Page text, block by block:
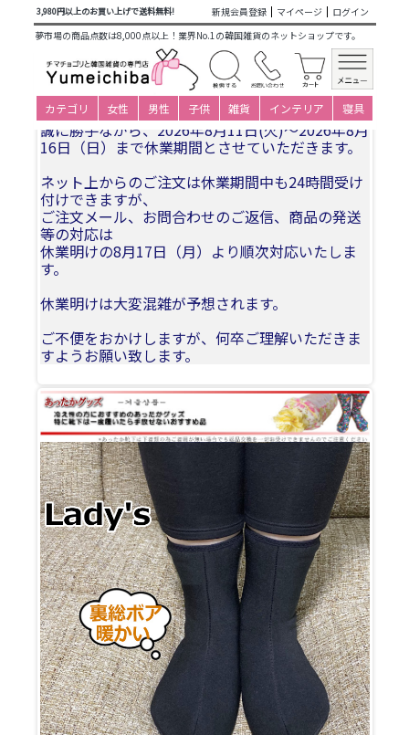
3,980円以上のお買い上げで送料無料! 新規会員登録 マイページ
ログイン
夢市場の商品点数は8,000点以上！業界No.1の韓国雑貨のネットショップです。
カテゴリ 女性 男性 子供 雑貨 インテリア 寝具
商品カテゴリ一覧>大人衣装小物下着>専用インナー類>靴
下・防寒商品> 冷え性解消 韓国 総ボアあったか靴下 ポソン 冷
え取り靴下 ソックス★くるぶし 黒22.5-26cm
夏季休業についてお知らせ
誠に勝手ながら、2026年8月11日(火)〜2026年8月
16日（日）まで休業期間とさせていただきます。
ネット上からのご注文は休業期間中も24時間受け
付けできますが、
ご注文メール、お問合わせのご返信、商品の発送
等の対応は
休業明けの8月17日（月）より順次対応いたしま
す。
休業明けは大変混雑が予想されます。
ご不便をおかけしますが、何卒ご理解いただきま
すようお願い致します。